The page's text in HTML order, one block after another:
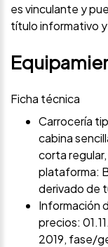
es vinculante y
título informativo
Ficha técnica
Carrocería
cabina
corta
plataforma:
derivado de
Información
precios:
2019, fase/